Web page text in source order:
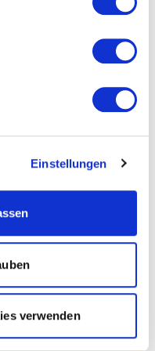
Einstellungen
verwenden